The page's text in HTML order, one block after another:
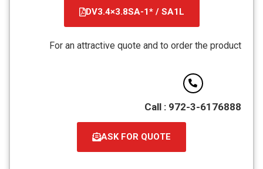
DV3.4×3.8SA-1* / SA1L
קובץ
PDF
For an attractive quote and to order the product
Call : 972-3-6176888
ASK FOR QUOTE